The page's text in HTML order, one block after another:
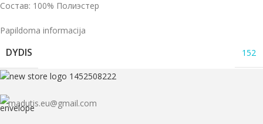
Состав: 100% Полиэстер
Papildoma informacija
DYDIS 152
madutis.eu@gmail.com